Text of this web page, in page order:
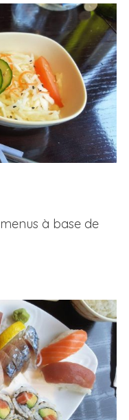
à base de